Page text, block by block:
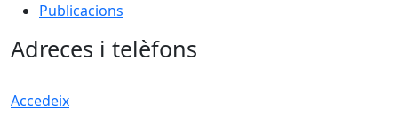
Publicacions
Adreces i telèfons
Accedeix